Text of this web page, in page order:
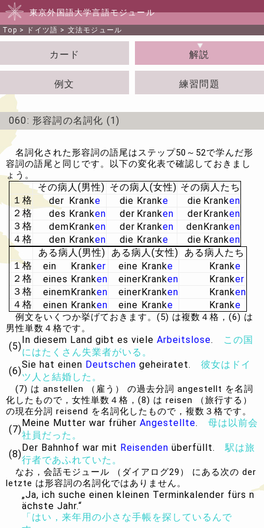
東京外国語大学言語モジュール
Top > ドイツ語 > 文法モジュール
カード 解説
例文 練習問題
060: 形容詞の名詞化 (1)
名詞化された形容詞の語尾はステップ50～52で学んだ形
容詞の語尾と同じです。以下の変化表で確認しておきまし
ょう。
その病人(男性) その病人(女性) その病人たち
１格
der Kranke die Kranke die Kranken
２格
des Kranken der Kranken derKranken
３格
demKranken der Kranken denKranken
４格
den Kranken die Kranke die Kranken
ある病人(男性)
ある病人(女性)
ある病人たち
１格
ein Kranker eine Kranke Kranke
２格
eines Kranken einerKranken Kranker
３格
einemKranken einerKranken Kranken
４格
einen Kranken eine Kranke Kranke
例文をいくつか挙げておきます。(5) は複数４格，(6) は
男性単数４格です。
(5)
In diesem Land gibt es viele Arbeitslose.
この国
にはたくさん失業者がいる。
(6)
Sie hat einen Deutschen geheiratet. 彼女はドイ
ツ人と結婚した。
(7) は anstellen （雇う） の過去分詞 angestellt を名詞
化したもので，女性単数４格，(8) は reisen （旅行する）
の現在分詞 reisend を名詞化したもので，複数３格です。
(7)
Meine Mutter war früher Angestellte. 母は以前会
社員だった。
(8)
Der Bahnhof war mit Reisenden überfüllt.駅は旅
行者であふれていた。
なお，会話モジュール （ダイアログ29） にある次の der
letzte は形容詞の名詞化ではありません。
„Ja, ich suche einen kleinen Terminkalender fürs n
ächste Jahr.“
「はい，来年用の小さな手帳を探しているんで